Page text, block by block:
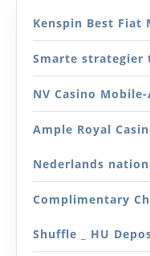
Kenspin Best
Smarte strategier
NV Casino
Ample Royal
Nederlands
Complimentary
Shuffle _ HU